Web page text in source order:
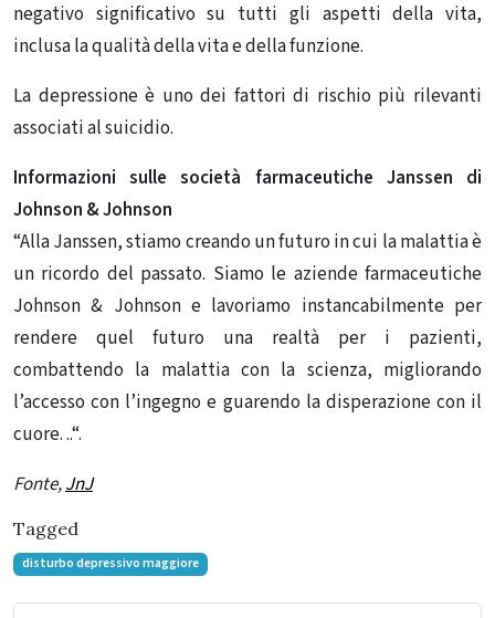
negativo significativo su tutti gli aspetti della vita,
inclusa la qualità della vita e della funzione.
La depressione è uno dei fattori di rischio più rilevanti
associati al suicidio.
Informazioni sulle società farmaceutiche Janssen di
Johnson & Johnson
“Alla Janssen, stiamo creando un futuro in cui la malattia è
un ricordo del passato. Siamo le aziende farmaceutiche
Johnson & Johnson e lavoriamo instancabilmente per
rendere quel futuro una realtà per i pazienti,
combattendo la malattia con la scienza, migliorando
l’accesso con l’ingegno e guarendo la disperazione con il
cuore...“.
Fonte,JnJ
Tagged
disturbo depressivo maggiore